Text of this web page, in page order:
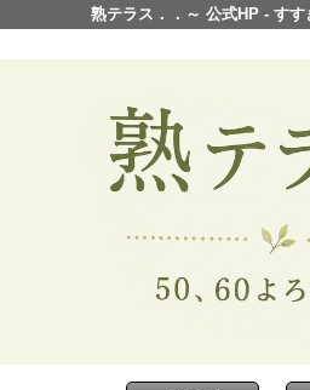
熟テラス．．～ 公式HP - す